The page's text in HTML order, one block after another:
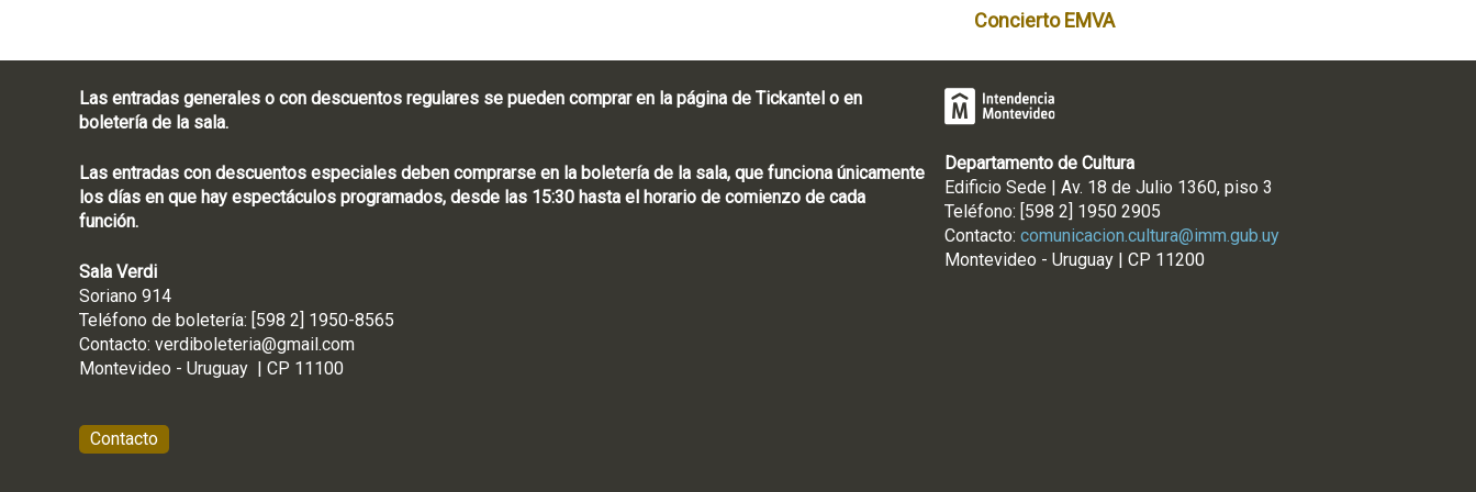
Concierto EMVA
Las entradas generales o con descuentos regulares se pueden comprar en la página de Tickantel o en
boletería de la sala.
Las entradas con descuentos especiales deben comprarse en la boletería de la sala, que funciona únicamente
los días en que hay espectáculos programados, desde las 15:30 hasta el horario de comienzo de cada
función.
Sala Verdi
Soriano 914
Teléfono de boletería: [598 2] 1950-8565
Contacto: verdiboleteria@gmail.com
Montevideo - Uruguay | CP 11100
Contacto
Departamento de Cultura
Edificio Sede | Av. 18 de Julio 1360, piso 3
Teléfono: [598 2] 1950 2905
Contacto: comunicacion.cultura@imm.gub.uy
Montevideo - Uruguay | CP 11200